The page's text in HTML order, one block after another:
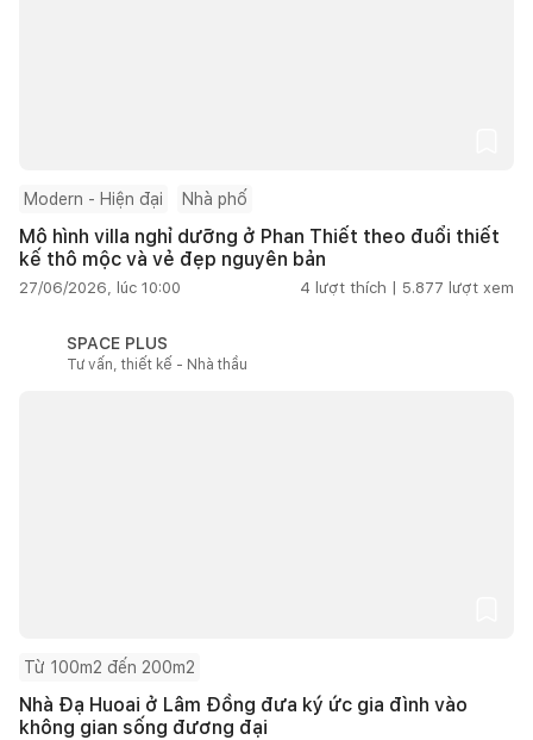
Modern - Hiện đại Nhà phố
Mô hình villa nghỉ dưỡng ở Phan Thiết theo đuổi thiết
kế thô mộc và vẻ đẹp nguyên bản
27/06/2026, lúc 10:00 4 lượt thích | 5.877 lượt xem
SPACE PLUS
Tư vấn, thiết kế - Nhà thầu
Từ 100m2 đến 200m2
Nhà Đạ Huoai ở Lâm Đồng đưa ký ức gia đình vào
không gian sống đương đại